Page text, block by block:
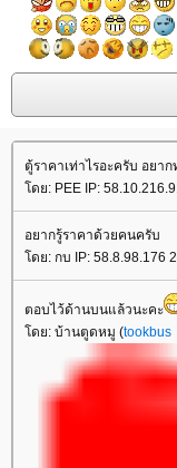
ตู้ราคาเท่าไรอะครับ อยา
ดย: PEE IP:
อยากรู้ราคาด้วยคนครับ
ดย: กบ IP: 58.8.98.176
ตอบไว้ด้านบนแล้วนะคะ
ดย: บ้านตูดหมู (tookbus